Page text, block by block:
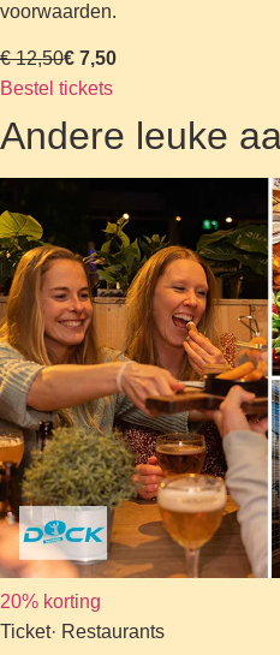
voorwaarden.
€ 12,50€ 7,50
Bestel tickets
Andere leuke
20% korting
Ticket· Restaurants